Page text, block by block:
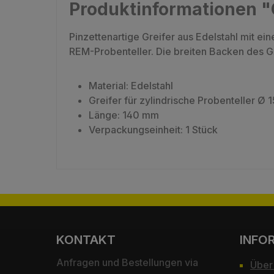
Produktinformationen
Pinzettenartige Greifer aus Edelstahl mit
REM-Probenteller. Die breiten Backen des
Material: Edelstahl
Greifer für zylindrische Probenteller Ø
Länge: 140 mm
Verpackungseinheit: 1 Stück
KONTAKT
Anfragen und Bestellungen via